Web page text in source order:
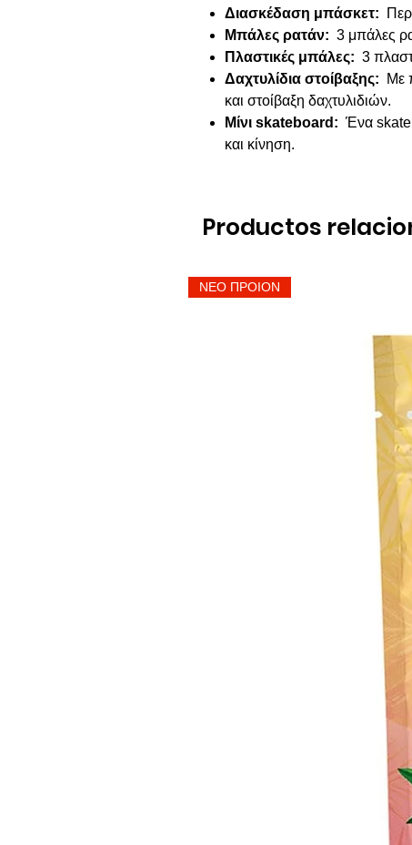
Διασκέδαση μπάσκετ:
Μπάλες ρατάν: 3 μπάλες
Πλαστικές μπάλες: 3
Δαχτυλίδια στοίβαξης: Με
και στοίβαξη δαχτυλιδιών.
Μίνι skateboard: Ένα
και κίνηση.
Productos
ΝΕΟ ΠΡΟΙΟΝ